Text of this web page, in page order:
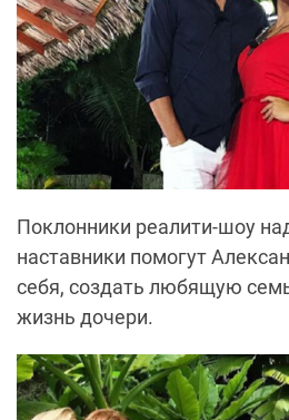
Поклонники реалити-шоу
наставники помогут
себя, создать любящую
жизнь дочери.